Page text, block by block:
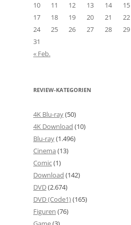
10
11 12 13 14 15
17
18 19 20 21 22
24
25 26 27 28 29
31
« Feb.
REVIEW-KATEGORIEN
4K Blu-ray(50)
4K Download (10)
Blu-ray(1.496)
Cinema (13)
Comic(1)
Download (142)
DVD(2.674)
DVD (Code1)(165)
Figuren (76)